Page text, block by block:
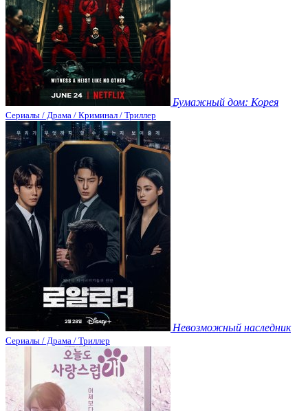
Бумажный дом: Корея
Сериалы / Драма / Криминал / Триллер
Невозможный наследник
Сериалы / Драма / Триллер